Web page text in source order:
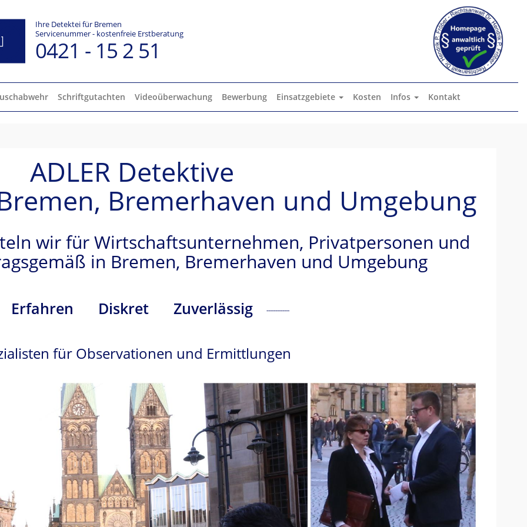
Ihre Detektei für Bremen
Servicenummer - kostenfreie Erstberatung
0421 - 15 2 51
Schriftgutachten Videoüberwachung Bewerbung Einsatzgebiete Kosten Infos Kontakt
ADLER Detektive
Bremerhaven und Umgebung
wir für Wirtschaftsunternehmen, Privatpersonen und
in Bremen, Bremerhaven und Umgebung
Erfahren Diskret Zuverlässig
für Observationen und Ermittlungen